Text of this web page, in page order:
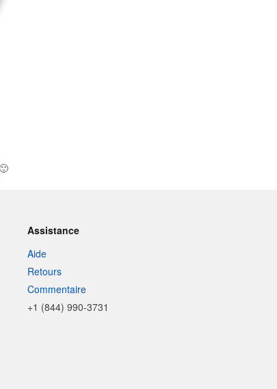
🙂
Assistance
Aide
Retours
Commentaire
+1 (844) 990-3731